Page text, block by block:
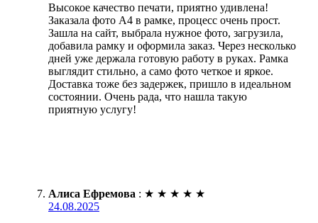
Высокое качество печати, приятно удивлена!
Заказала фото А4 в рамке, процесс очень прост.
Зашла на сайт, выбрала нужное фото, загрузила,
добавила рамку и оформила заказ. Через несколько
дней уже держала готовую работу в руках. Рамка
выглядит стильно, а само фото четкое и яркое.
Доставка тоже без задержек, пришло в идеальном
состоянии. Очень рада, что нашла такую
приятную услугу!
Алиса Ефремова : ★ ★ ★ ★ ★
24.08.2025